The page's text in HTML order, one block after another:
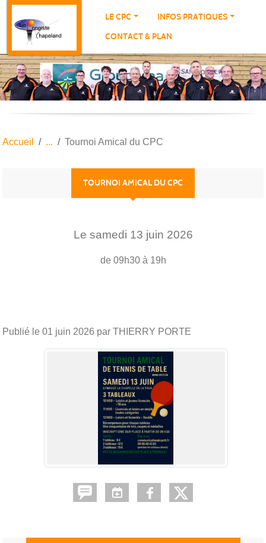
LE CPC
INFOS PRATIQUES
CONTACT & PLAN
Accueil Tournoi Amical du CPC
TOURNOI AMICAL DU CPC
Le samedi 13 juin 2026
de 09h30 à 19h
Publié le 01 juin 2026 par THIERRY PORTE
Panneau de gestion des cookies